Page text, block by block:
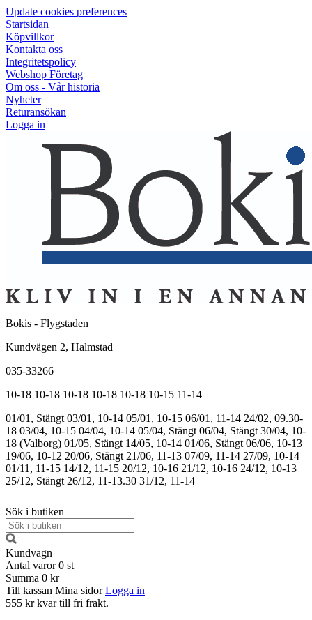
Update cookies preferences
Startsidan
Köpvillkor
Kontakta oss
Integritetspolicy
Webshop Företag
Om oss - Vår historia
Nyheter
Returansökan
Logga in
Bokis - Flygstaden
Kundvägen 2, Halmstad
035-33266
10-18 10-18 10-18 10-18 10-18 10-15 11-14
01/01, Stängt 03/01, 10-14 05/01, 10-15 06/01, 11-14 24/02, 09.30-
18 03/04, 10-15 04/04, 10-14 05/04, Stängt 06/04, Stängt 30/04, 10-
18 (Valborg) 01/05, Stängt 14/05, 10-14 01/06, Stängt 06/06, 10-13
19/06, 10-12 20/06, Stängt 21/06, 11-13 07/09, 11-14 27/09, 10-14
01/11, 11-15 14/12, 11-15 20/12, 10-16 21/12, 10-16 24/12, 10-13
25/12, Stängt 26/12, 11-13.30 31/12, 11-14
Sök i butiken
Kundvagn
Antal varor 0 st
Summa 0 kr
Till kassan Mina sidor Logga in
555 kr kvar till fri frakt.